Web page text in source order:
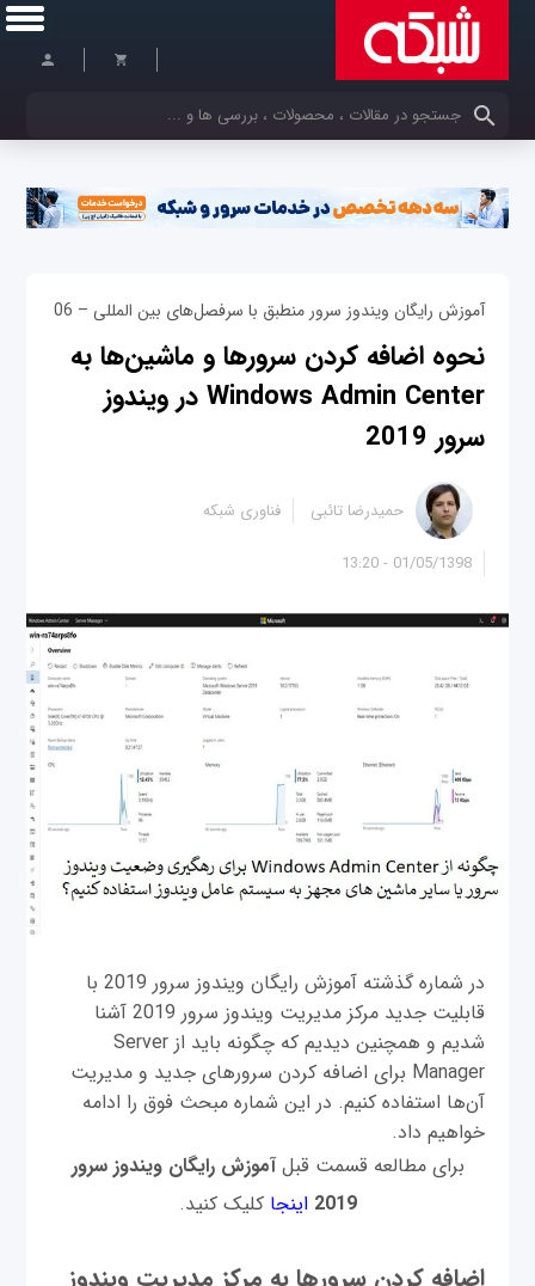
کلمات کلیدی خود را وارد کنید
آموزش رایگان ویندوز سرور منطبق با سرفصل‌های بین المللی – 06
نحوه اضافه کردن سرورها و ماشین‌ها به
Windows Admin Center در ویندوز
سرور 2019
01/05/1398 - 13:20
حمیدرضا تائبی فناوری شبکه
در شماره گذشته آموزش رایگان ویندوز سرور 2019 با
قابلیت جدید مرکز مدیریت ویندوز سرور 2019 آشنا
شدیم و همچنین دیدیم که چگونه باید از Server
Manager برای اضافه کردن سرورهای جدید و مدیریت
آن‌ها استفاده کنیم. در این شماره مبحث فوق را ادامه
خواهیم داد.
برای مطالعه قسمت قبلآموزش رایگان ویندوز سرور
2019 اینجاکلیک کنید.
اضافه کردن سرورها به مرکز مدیریت ویندوز